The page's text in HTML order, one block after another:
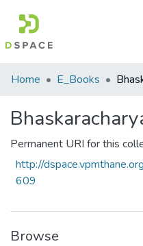
Communities
Collections
All of DSpace
Statistics
Home E_Books
Permanent URI for this
http://
609
Browse